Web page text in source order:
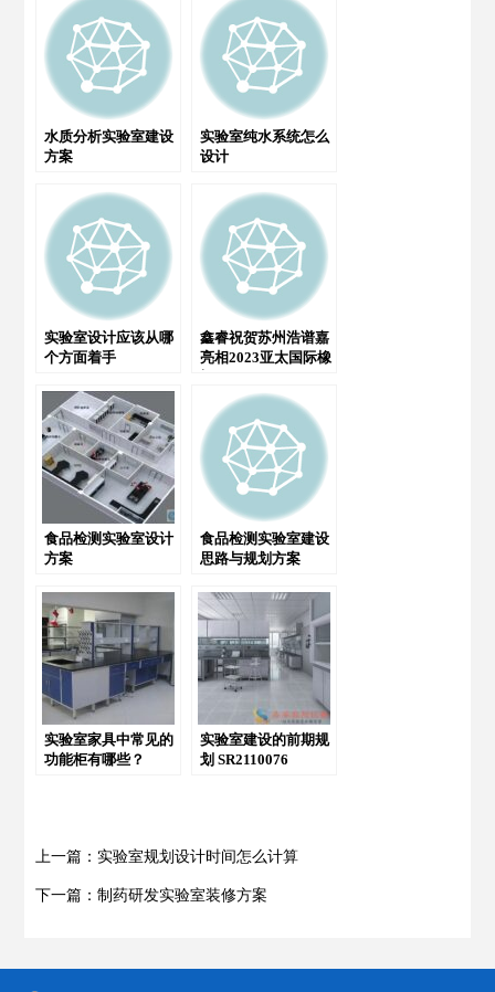
水质分析实验室建设
方案
实验室纯水系统怎么
设计
实验室设计应该从哪
个方面着手
鑫睿祝贺苏州浩谱嘉
亮相2023亚太国际橡
食品检测实验室设计
方案
食品检测实验室建设
思路与规划方案
实验室家具中常见的
功能柜有哪些？
实验室建设的前期规
划 SR2110076
上一篇：实验室规划设计时间怎么计算
下一篇：制药研发实验室装修方案